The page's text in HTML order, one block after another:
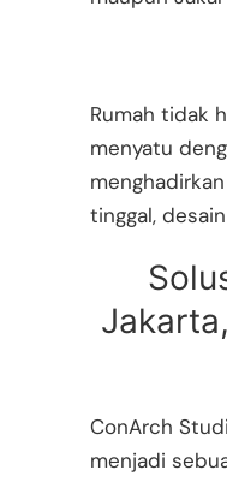
Rumah tidak
menyatu
tinggal,
ConArch
menjadi